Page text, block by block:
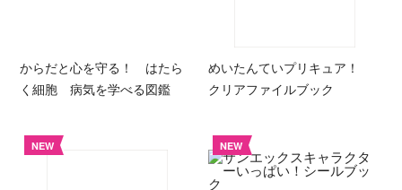
からだと心を守る！ はたら
く細胞 病気を学べる図鑑
めいたんていプリキュア！
クリアファイルブック
NEW NEW